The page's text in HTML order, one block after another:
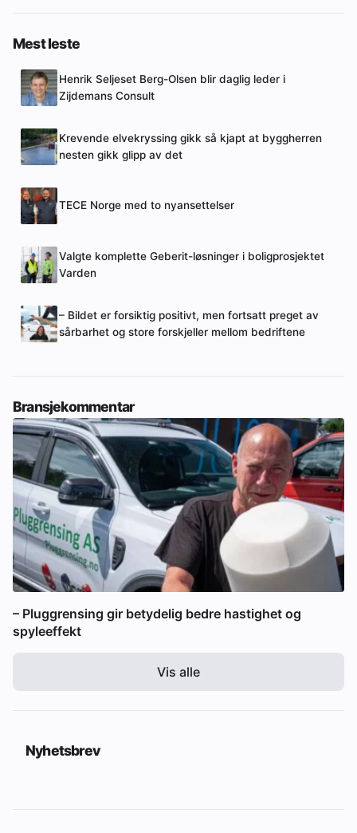
Mest leste
Henrik Seljeset Berg-Olsen blir daglig leder i
Zijdemans Consult
Krevende elvekryssing gikk så kjapt at byggherren
nesten gikk glipp av det
TECE Norge med to nyansettelser
Valgte komplette Geberit-løsninger i boligprosjektet
Varden
– Bildet er forsiktig positivt, men fortsatt preget av
sårbarhet og store forskjeller mellom bedriftene
Bransjekommentar
– Pluggrensing gir betydelig bedre hastighet og
spyleeffekt
Vis alle
Nyhetsbrev